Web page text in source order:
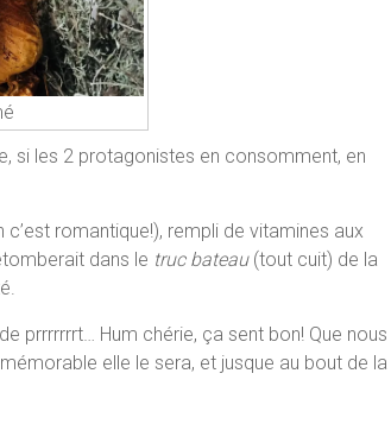
si les 2 protagonistes en consomment, en
romantique!), rempli de vitamines aux
dans le truc bateau (tout cuit) de la
prrrrrrrt… Hum chérie, ça sent bon! Que nous
elle le sera, et jusque au bout de la